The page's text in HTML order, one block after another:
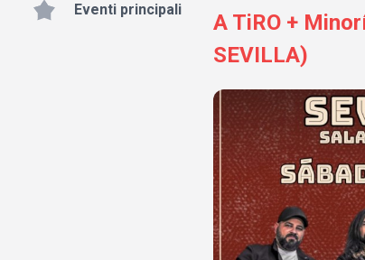
Eventi principali
A TiRO +
SEVILLA)